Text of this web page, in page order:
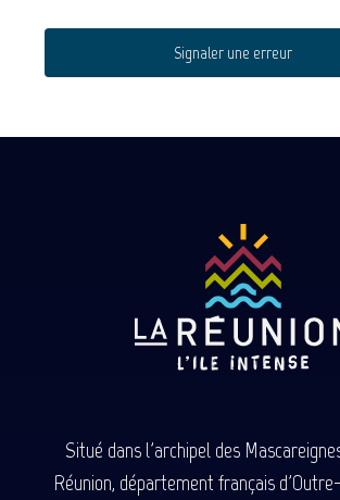
Signaler une erreur
Situé dans l'archipel des
Réunion, département français